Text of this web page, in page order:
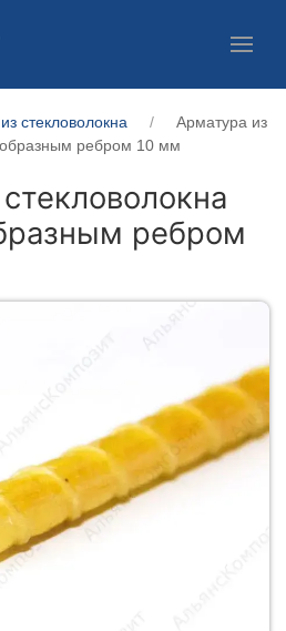
стекловолокна
Арматура из
ребром 10 мм
ребром